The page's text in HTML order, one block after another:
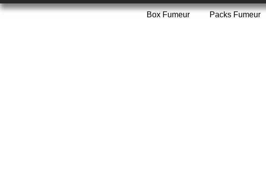
Box Fumeur Packs Fumeur